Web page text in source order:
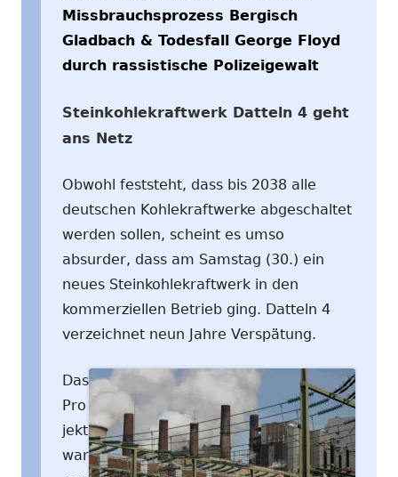
Missbrauchsprozess Bergisch
Gladbach & Todesfall George Floyd
durch rassistische Polizeigewalt
Steinkohlekraftwerk Datteln 4 geht
ans Netz
Obwohl feststeht, dass bis 2038 alle
deutschen Kohlekraftwerke abgeschaltet
werden sollen, scheint es umso
absurder, dass am Samstag (30.) ein
neues Steinkohlekraftwerk in den
kommerziellen Betrieb ging. Datteln 4
verzeichnet neun Jahre Verspätung.
Das
Pro
jekt
war